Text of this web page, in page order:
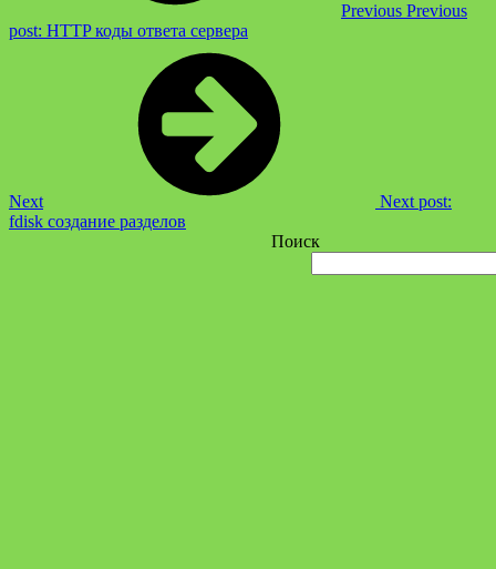
Previous Previous
post: HTTP коды ответа сервера
Next
Next post:
fdisk создание разделов
Поиск